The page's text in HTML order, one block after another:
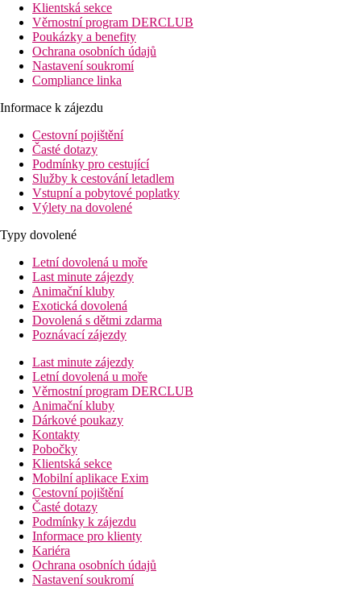
Klientská sekce
Věrnostní program DERCLUB
Poukázky a benefity
Ochrana osobních údajů
Nastavení soukromí
Compliance linka
Informace k zájezdu
Cestovní pojištění
Časté dotazy
Podmínky pro cestující
Služby k cestování letadlem
Vstupní a pobytové poplatky
Výlety na dovolené
Typy dovolené
Letní dovolená u moře
Last minute zájezdy
Animační kluby
Exotická dovolená
Dovolená s dětmi zdarma
Poznávací zájezdy
Last minute zájezdy
Letní dovolená u moře
Věrnostní program DERCLUB
Animační kluby
Dárkové poukazy
Kontakty
Pobočky
Klientská sekce
Mobilní aplikace Exim
Cestovní pojištění
Časté dotazy
Podmínky k zájezdu
Informace pro klienty
Kariéra
Ochrana osobních údajů
Nastavení soukromí